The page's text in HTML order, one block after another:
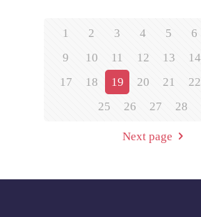
1 2 3 4 5 6
9
10 11 12 13 14
17
18 19 20 21 22
25
26 27 28
Next page